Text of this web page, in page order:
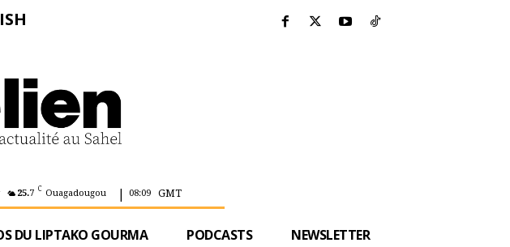
25.7 C Ouagadougou | 08:09 GMT
DU LIPTAKO GOURMA PODCASTS NEWSLETTER